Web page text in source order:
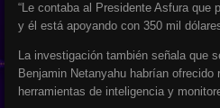
“Le contaba al Presidente Asfura que
y él está apoyando con 350 mil
La investigación también señala que
Benjamin Netanyahu habrían ofrecido
herramientas de inteligencia y